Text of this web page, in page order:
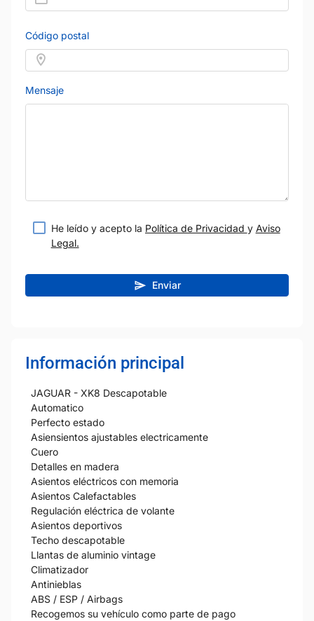
Código postal
Mensaje
He leído y acepto la Política de Privacidad y Aviso
Legal.
Enviar
Información principal
JAGUAR - XK8 Descapotable
Automatico
Perfecto estado
Asiensientos ajustables electricamente
Cuero
Detalles en madera
Asientos eléctricos con memoria
Asientos Calefactables
Regulación eléctrica de volante
Asientos deportivos
Techo descapotable
Llantas de aluminio vintage
Climatizador
Antinieblas
ABS / ESP / Airbags
Recogemos su vehículo como parte de pago